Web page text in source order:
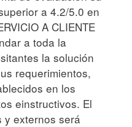
a 4.2/5.0 en
A CLIENTE
a toda la
la solución
requerimientos,
en los
einstructivos. El
externos será